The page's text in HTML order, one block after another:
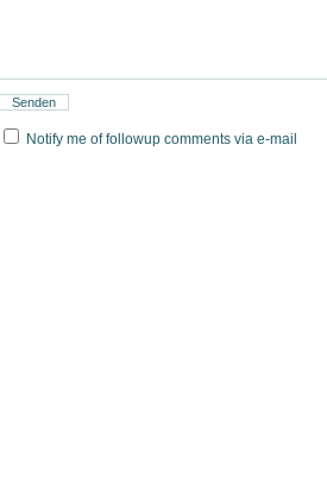
Notify me of followup comments via e-mail